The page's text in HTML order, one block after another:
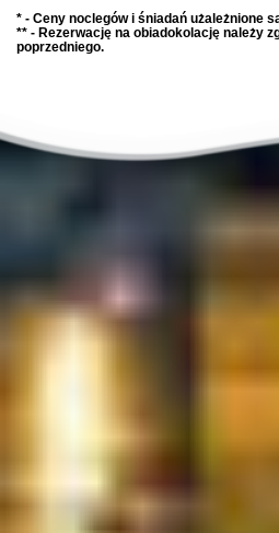
* - Ceny noclegów i śniadań użależnione
** - Rezerwację na obiadokolację należy
poprzedniego.